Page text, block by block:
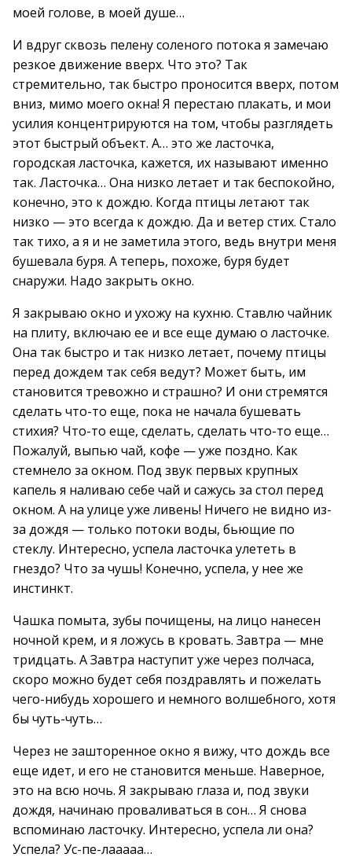
моей голове, в моей душе…
И вдруг сквозь пелену соленого потока я замечаю
резкое движение вверх. Что это? Так
стремительно, так быстро проносится вверх, потом
вниз, мимо моего окна! Я перестаю плакать, и мои
усилия концентрируются на том, чтобы разглядеть
этот быстрый объект. А… это же ласточка,
городская ласточка, кажется, их называют именно
так. Ласточка… Она низко летает и так беспокойно,
конечно, это к дождю. Когда птицы летают так
низко — это всегда к дождю. Да и ветер стих. Стало
так тихо, а я и не заметила этого, ведь внутри меня
бушевала буря. А теперь, похоже, буря будет
снаружи. Надо закрыть окно.
Я закрываю окно и ухожу на кухню. Ставлю чайник
на плиту, включаю ее и все еще думаю о ласточке.
Она так быстро и так низко летает, почему птицы
перед дождем так себя ведут? Может быть, им
становится тревожно и страшно? И они стремятся
сделать что-то еще, пока не начала бушевать
стихия? Что-то еще, сделать, сделать что-то еще…
Пожалуй, выпью чай, кофе — уже поздно. Как
стемнело за окном. Под звук первых крупных
капель я наливаю себе чай и сажусь за стол перед
окном. А на улице уже ливень! Ничего не видно из-
за дождя — только потоки воды, бьющие по
стеклу. Интересно, успела ласточка улететь в
гнездо? Что за чушь! Конечно, успела, у нее же
инстинкт.
Чашка помыта, зубы почищены, на лицо нанесен
ночной крем, и я ложусь в кровать. Завтра — мне
тридцать. А Завтра наступит уже через полчаса,
скоро можно будет себя поздравлять и пожелать
чего-нибудь хорошего и немного волшебного, хотя
бы чуть-чуть…
Через не зашторенное окно я вижу, что дождь все
еще идет, и его не становится меньше. Наверное,
это на всю ночь. Я закрываю глаза и, под звуки
дождя, начинаю проваливаться в сон… Я снова
вспоминаю ласточку. Интересно, успела ли она?
Успела? Ус-пе-лааааа…